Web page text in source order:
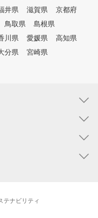
井県 滋賀県
京都府
鳥取県
島根県
川県 愛媛県
高知県
分県
宮崎県
テナビリティ